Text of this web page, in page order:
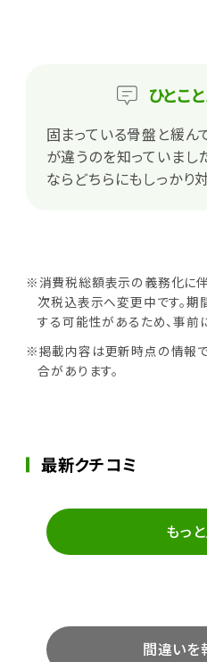
ひとこと
固まっている骨盤と緩ん
が違うのを知っていまし
ならどちらにもしっかり
※消費税総額表示の義務化に
次税込表示へ変更中です。
する可能性があるため、事前
※掲載内容は更新時点の情報
合があります。
最新クチコミ
もっ
間違いを